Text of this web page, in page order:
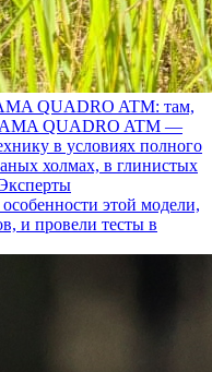
QUADRO ATM: там,
QUADRO ATM —
в условиях полного
холмах, в глинистых
этой модели,
и провели тесты в